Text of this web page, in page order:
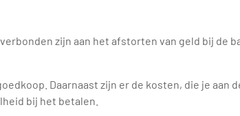
zijn aan het afstorten van geld bij de
Daarnaast zijn er de kosten, die je aan
bij het betalen.